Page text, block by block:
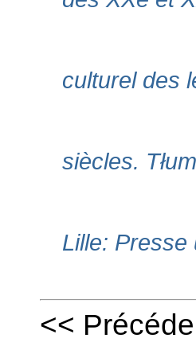
culturel des
siècles.
Lille: Presse
<<